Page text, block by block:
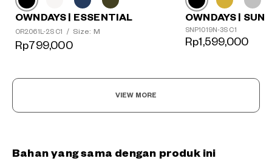
OWNDAYS | ESSENTIAL
OR2061L-2S C1 / Size: M
Rp799,000
OWNDAYS | SUN
SNP1019N-3S C1
Rp1,599,000
VIEW MORE
Bahan yang sama dengan produk ini